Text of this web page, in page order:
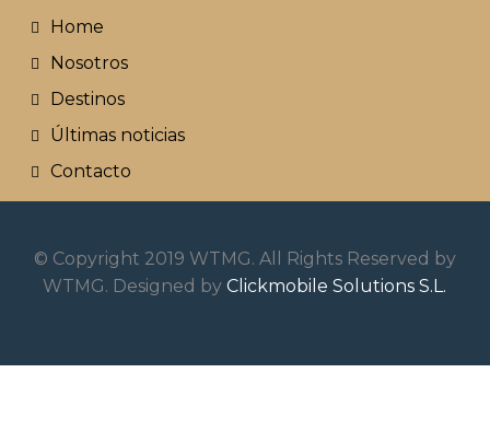
Home
Nosotros
Destinos
Últimas noticias
Contacto
© Copyright 2019 WTMG. All Rights Reserved by
WTMG. Designed byClickmobile Solutions S.L.